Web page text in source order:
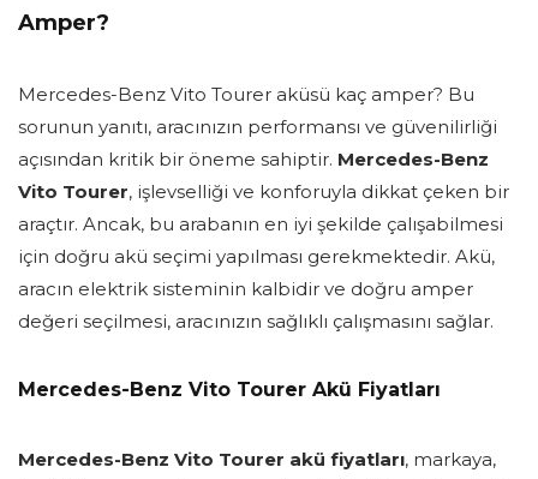
Amper?
Mercedes-Benz Vito Tourer aküsü kaç amper? Bu
sorunun yanıtı, aracınızın performansı ve güvenilirliği
açısından kritik bir öneme sahiptir. Mercedes-Benz
Vito Tourer, işlevselliği ve konforuyla dikkat çeken bir
araçtır. Ancak, bu arabanın en iyi şekilde çalışabilmesi
için doğru akü seçimi yapılması gerekmektedir. Akü,
aracın elektrik sisteminin kalbidir ve doğru amper
değeri seçilmesi, aracınızın sağlıklı çalışmasını sağlar.
Mercedes-Benz Vito Tourer Akü Fiyatları
Mercedes-Benz Vito Tourer akü fiyatları, markaya,